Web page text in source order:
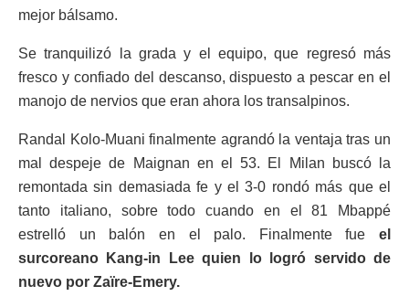
mejor bálsamo.
Se tranquilizó la grada y el equipo, que regresó más
fresco y confiado del descanso, dispuesto a pescar en el
manojo de nervios que eran ahora los transalpinos.
Randal Kolo-Muani finalmente agrandó la ventaja tras un
mal despeje de Maignan en el 53. El Milan buscó la
remontada sin demasiada fe y el 3-0 rondó más que el
tanto italiano, sobre todo cuando en el 81 Mbappé
estrelló un balón en el palo. Finalmente fue el
surcoreano Kang-in Lee quien lo logró servido de
nuevo por Zaïre-Emery.